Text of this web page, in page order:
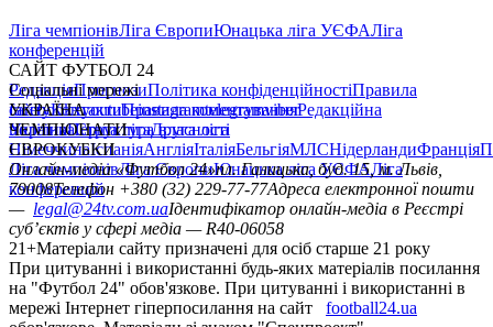
Ліга чемпіонівЛіга ЄвропиЮнацька ліга УЄФАЛіга
конференцій
САЙТ ФУТБОЛ 24
РедакціяПрогнозиПолітика конфіденційностіПравила
сайтуКонтактиПравила коментуванняРедакційна
політикаСтруктура власності
Соціальні мережі
facebookxyoutubeinstagramtelegramviber
УКРАЇНА
УкраїнаПерша лігаДруга ліга
ЧЕМПІОНАТИ
НімеччинаІспаніяАнгліяІталіяБельгіяМЛСНідерландиФранція
ЄВРОКУБКИ
Ліга чемпіонівЛіга ЄвропиЮнацька ліга УЄФАЛіга
конференцій
Онлайн-медіа «Футбол 24»пл. Галицька, буд. 15, м. Львів,
79008Телефон +380 (32) 229-77-77Адреса електронної пошти
— legal@24tv.com.uaІдентифікатор онлайн-медіа в Реєстрі
суб’єктів у сфері медіа — R40-06058
21+Матеріали сайту призначені для осіб старше 21 року
При цитуванні і використанні будь-яких матеріалів посилання
на "Футбол 24" обов'язкове. При цитуванні і використанні в
мережі Інтернет гіперпосилання на сайт
football24.ua